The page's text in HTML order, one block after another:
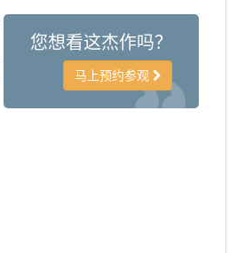
您想看这杰作吗？
马上预约参观